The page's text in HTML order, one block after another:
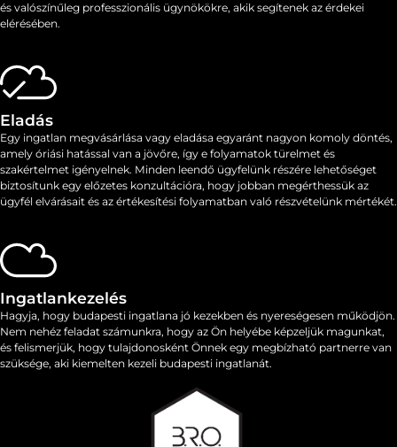
és valószínűleg professzionális ügynökökre, akik segítenek az érdekei
elérésében.
Eladás
Egy ingatlan megvásárlása vagy eladása egyaránt nagyon komoly döntés,
amely óriási hatással van a jövőre, így e folyamatok ​​türelmet és
szakértelmet igényelnek. Minden leendő ügyfelünk részére lehetőséget
biztosítunk egy előzetes konzultációra, hogy jobban megérthessük az
ügyfél elvárásait és az értékesítési folyamatban való részvételünk mértékét.
Ingatlankezelés
Hagyja, hogy budapesti ingatlana jó kezekben és nyereségesen működjön.
Nem nehéz feladat számunkra, hogy az Ön helyébe képzeljük magunkat,
és felismerjük, hogy tulajdonosként Önnek egy megbízható partnerre van
szüksége, aki kiemelten kezeli budapesti ingatlanát.